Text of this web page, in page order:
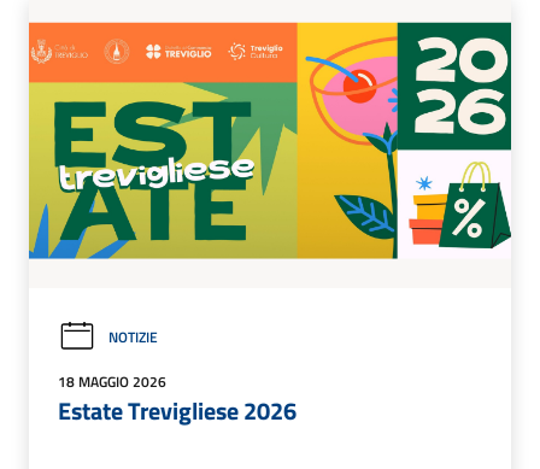
NOTIZIE
18 MAGGIO 2026
Estate Trevigliese 2026